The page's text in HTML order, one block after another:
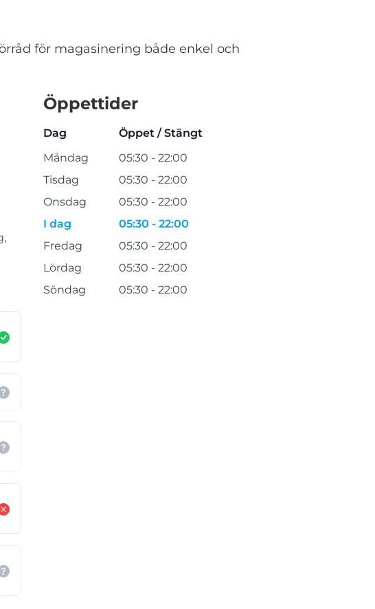
för magasinering både enkel och
Öppettider
Dag
Öppet / Stängt
Måndag
05:30 - 22:00
Tisdag
05:30 - 22:00
Onsdag
05:30 - 22:00
I dag
05:30 - 22:00
Fredag
05:30 - 22:00
Lördag
05:30 - 22:00
Söndag
05:30 - 22:00